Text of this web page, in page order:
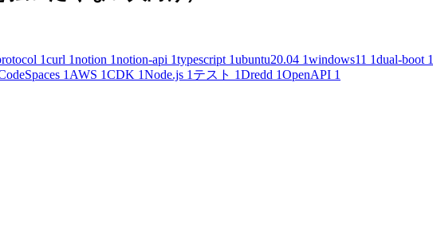
1curl 1notion 1notion-api 1typescript 1ubuntu20.04 1windows11 1dual-boot 1
1 AWS 1CDK 1Node.js 1 テスト 1Dredd 1OpenAPI 1